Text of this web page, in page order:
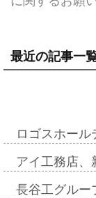
最近の記事一
ロゴスホー
アイ工務店
長谷工グル